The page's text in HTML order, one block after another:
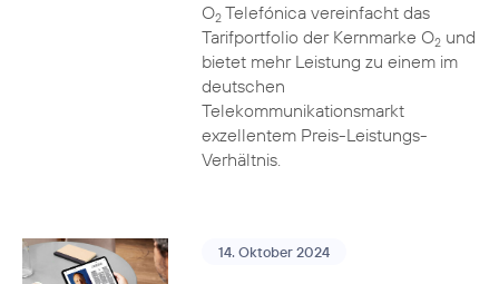
O2Telefónica vereinfacht das
Tarifportfolio der Kernmarke O2und
bietet mehr Leistung zu einem im
deutschen
Telekommunikationsmarkt
exzellentem Preis-Leistungs-
Verhältnis.
14. Oktober 2024